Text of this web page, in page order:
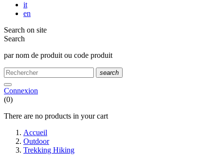
it
en
Search on site
Search
par nom de produit ou code produit
search
Connexion
(0)
There are no products in your cart
Accueil
Outdoor
Trekking Hiking